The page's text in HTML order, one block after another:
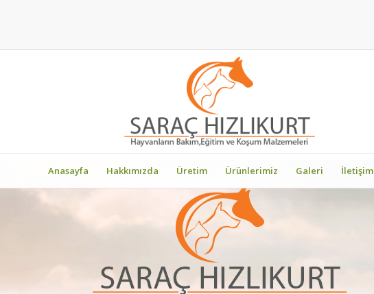
Anasayfa Hakkımızda Üretim Ürünlerimiz Galeri İletişim